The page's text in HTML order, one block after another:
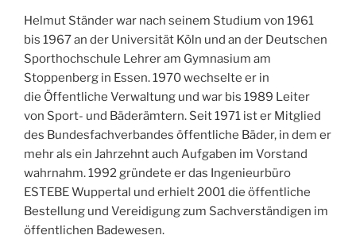
Helmut Ständer war nach seinem Studium von 1961
bis 1967 an der Universität Köln und an der Deutschen
Sporthochschule Lehrer am Gymnasium am
Stoppenberg in Essen. 1970 wechselte er in
die Öffentliche Verwaltung und war bis 1989 Leiter
von Sport- und Bäderämtern. Seit 1971 ist er Mitglied
des Bundesfachverbandes öffentliche Bäder, in dem er
mehr als ein Jahrzehnt auch Aufgaben im Vorstand
wahrnahm. 1992 gründete er das Ingenieurbüro
ESTEBE Wuppertal und erhielt 2001 die öffentliche
Bestellung und Vereidigung zum Sachverständigen im
öffentlichen Badewesen.